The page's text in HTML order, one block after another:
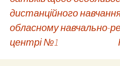
по
запису
дистанційного
обласному навчально-
центрі №1